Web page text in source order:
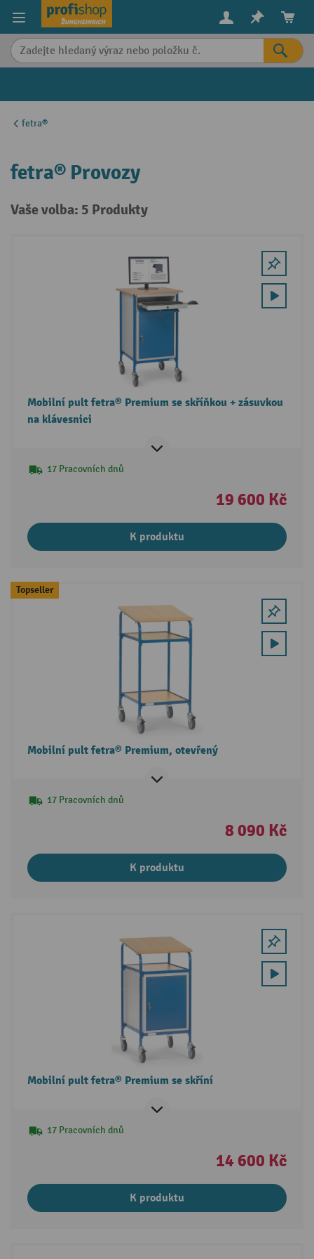
content
fetra®
fetra® Provozy
Vaše volba: 5 Produkty
Mobilní pult fetra® Premium se skříňkou + zásuvkou
na klávesnici
17 Pracovních dnů
19 600 Kč
K produktu
Topseller
Mobilní pult fetra® Premium, otevřený
17 Pracovních dnů
8 090 Kč
K produktu
Mobilní pult fetra® Premium se skříní
17 Pracovních dnů
14 600 Kč
K produktu